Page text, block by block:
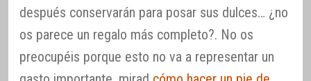
después conservarán para posar sus dulces… ¿no
os parece un regalo más completo?. No os
preocupéis porque esto no va a representar un